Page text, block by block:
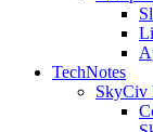
TechNotes
SkyCiv